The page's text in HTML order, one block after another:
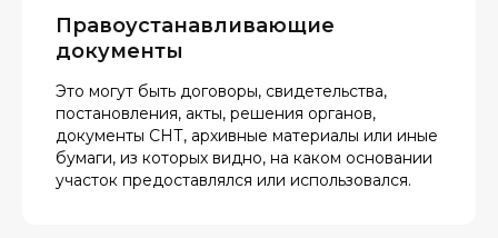
Правоустанавливающие
документы
Это могут быть договоры, свидетельства,
постановления, акты, решения органов,
документы СНТ, архивные материалы или иные
бумаги, из которых видно, на каком основании
участок предоставлялся или использовался.